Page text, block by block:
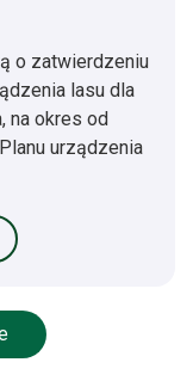
o zatwierdzeniu
lasu dla
na okres od
urządzenia